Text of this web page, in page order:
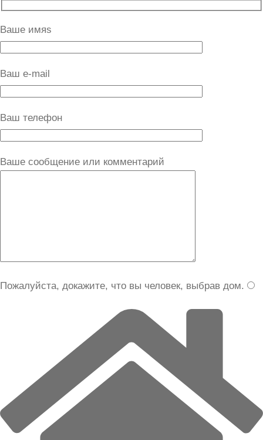
Ваше имяs
Ваш e-mail
Ваш телефон
Ваше сообщение или комментарий
Пожалуйста, докажите, что вы человек, выбрав дом.